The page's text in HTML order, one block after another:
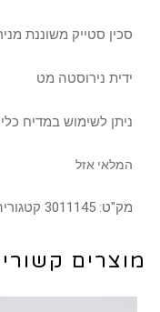
סכין סטייק משוננת
ידית נירוסטה מט
ניתן לשימוש במדיח
המלאי אזל
מק"ט: 3011145
מוצרים